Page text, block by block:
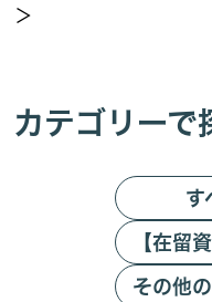
＞
カテゴリーで
す
【在留
その他